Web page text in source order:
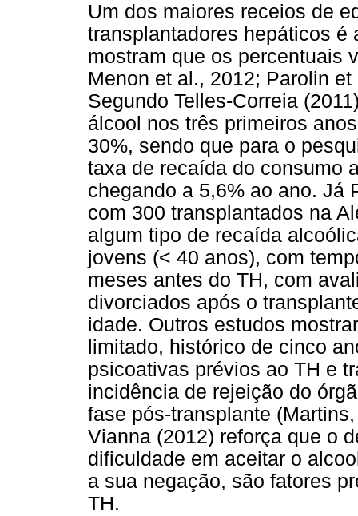
Um dos maiores receios de
transplantadores hepáticos
mostram que os percentuais
Menon et al., 2012; Parolin
Segundo Telles-Correia
álcool nos três primeiros
30%, sendo que para o
taxa de recaída do consumo
chegando a 5,6% ao ano. Já
com 300 transplantados na
algum tipo de recaída
jovens (< 40 anos), com
meses antes do TH, com
divorciados após o
idade. Outros estudos
limitado, histórico de cinco
psicoativas prévios ao TH e
incidência de rejeição do
fase pós-transplante
Vianna (2012) reforça que o
dificuldade em aceitar o
a sua negação, são fatores
TH.